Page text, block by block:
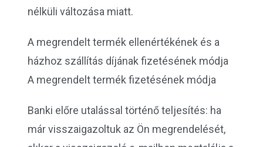
nélküli változása miatt.
A megrendelt termék ellenértékének és a
házhoz szállítás díjának fizetésének módja
A megrendelt termék fizetésének módja
Banki előre utalással történő teljesítés: ha
már visszaigazoltuk az Ön megrendelését,